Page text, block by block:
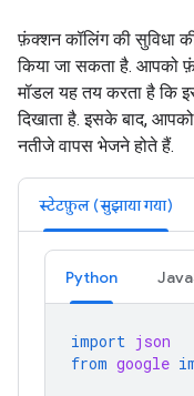
फ़ंक्शन कॉलिंग की सुविधा
किया जा सकता है. आपको
मॉडल यह तय करता है कि
दिखाता है. इसके बाद,
नतीजे वापस भेजने होते हैं.
स्टेटफ़ुल (सुझाया गया)
Python
import json
from google